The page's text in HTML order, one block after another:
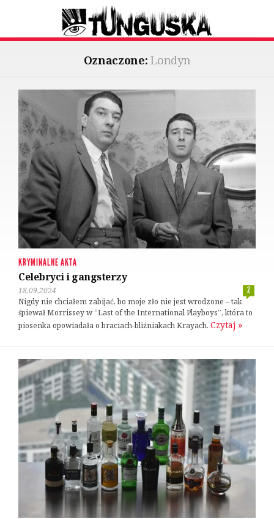
Oznaczone:Londyn
KRYMINALNE AKTA
Celebryci i gangsterzy
18.09.2024
2
Nigdy nie chciałem zabijać, bo moje zło nie jest wrodzone – tak
śpiewał Morrissey w “Last of the International Playboys”, która to
piosenka opowiadała o braciach-bliźniakach Krayach. Czytaj »